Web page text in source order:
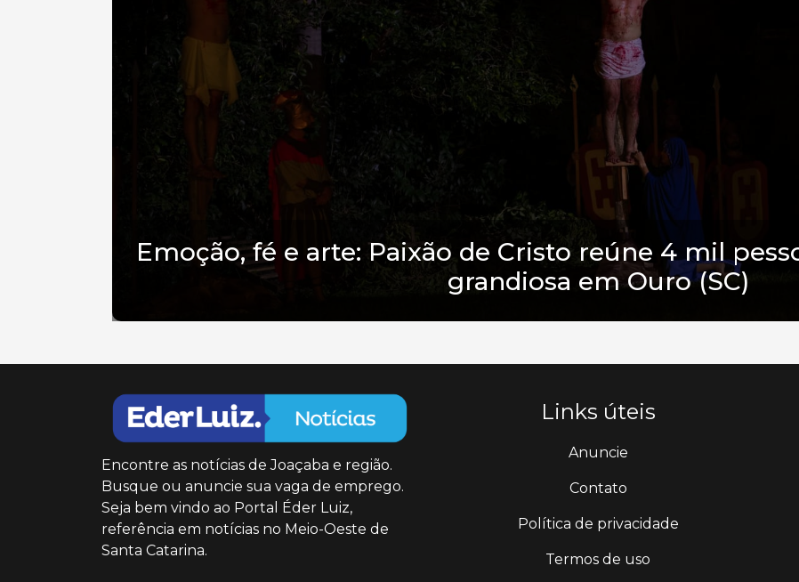
Emoção, fé e arte: Paixão de Cristo reúne 4 mil
grandiosa em Ouro (SC)
Encontre as notícias de Joaçaba e região.
Busque ou anuncie sua vaga de emprego.
Seja bem vindo ao Portal Éder Luiz,
referência em notícias no Meio-Oeste de
Santa Catarina.
Links úteis
Anuncie
Contato
Política de privacidade
Termos de uso